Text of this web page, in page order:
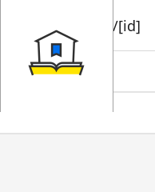
book/rent/[id]